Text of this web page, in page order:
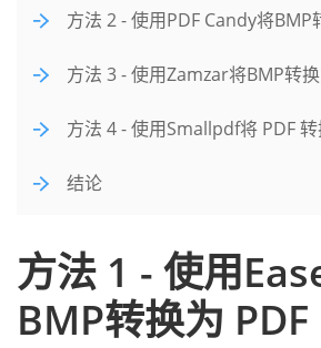
方法 2 - 使用PDF Candy将BMP
方法 3 - 使用Zamzar将BMP转
方法 4 - 使用Smallpdf将 PDF
结论
方法 1 - 使用
BMP转换为 PDF